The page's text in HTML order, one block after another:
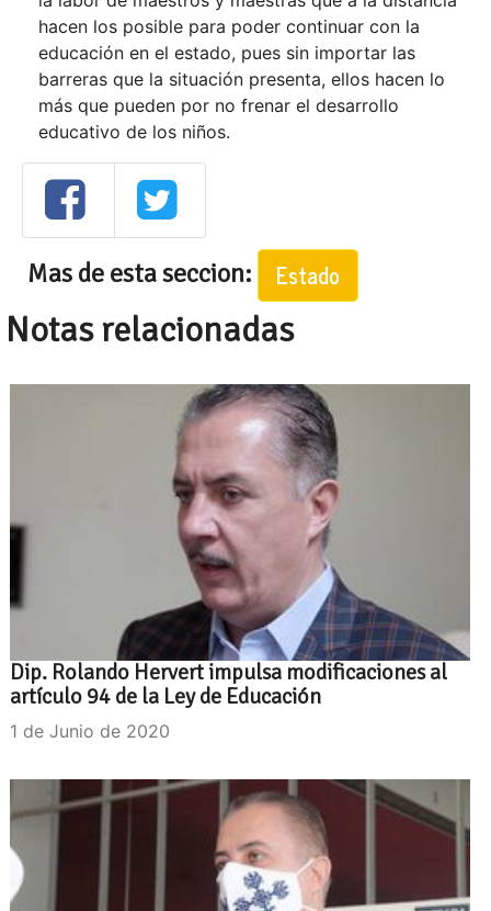
hacen los posible para poder continuar con la
educación en el estado, pues sin importar las
barreras que la situación presenta, ellos hacen lo
más que pueden por no frenar el desarrollo
educativo de los niños.
Mas de esta seccion: Estado
Notas relacionadas
Dip. Rolando Hervert impulsa modificaciones al
artículo 94 de la Ley de Educación
1 de Junio de 2020